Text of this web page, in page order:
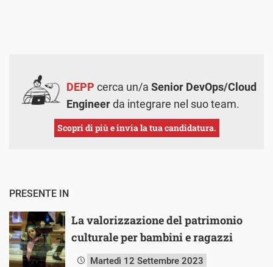
DEPP cerca un/a Senior DevOps/Cloud
Engineerda integrare nel suo team.
Scopri di più e invia la tua candidatura.
PRESENTE IN
La valorizzazione del patrimonio
culturale per bambini e ragazzi
Martedì 12 Settembre 2023